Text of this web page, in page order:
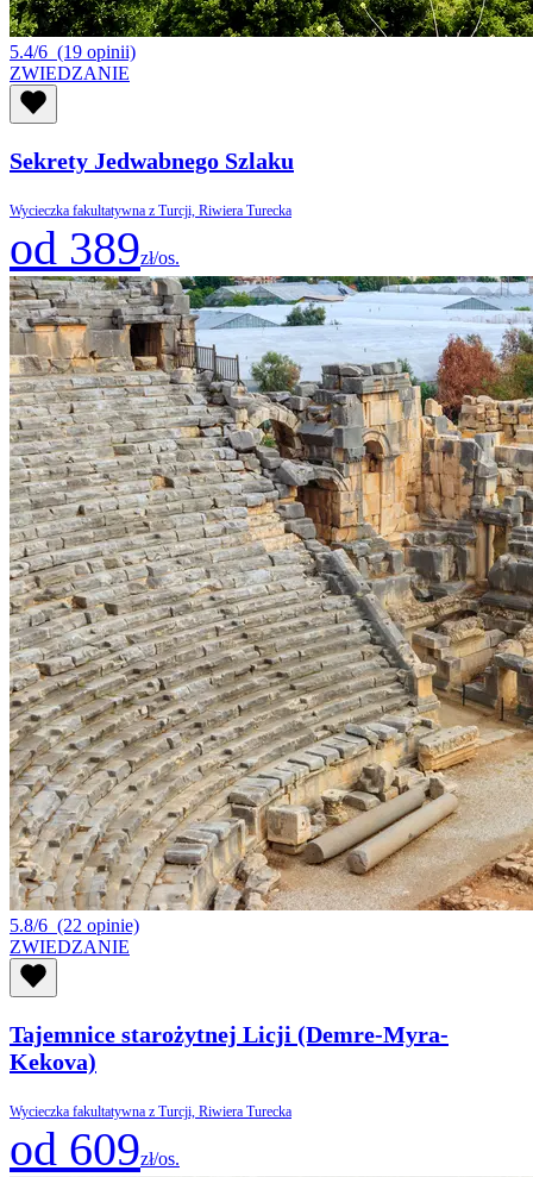
5.4/6 (19 opinii)
ZWIEDZANIE
Sekrety Jedwabnego Szlaku
Wycieczka fakultatywna z Turcji, Riwiera Turecka
od 389zł/os.
5.8/6 (22 opinie)
ZWIEDZANIE
Tajemnice starożytnej Licji (Demre-Myra-
Kekova)
Wycieczka fakultatywna z Turcji, Riwiera Turecka
od 609zł/os.